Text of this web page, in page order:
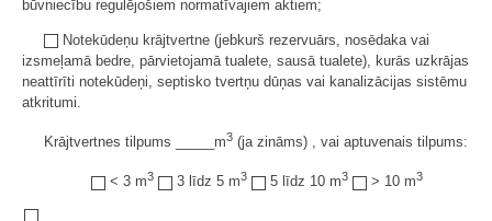
būvniecību regulējošiem normatīvajiem aktiem;
Notekūdeņu krājtvertne (jebkurš rezervuārs, nosēdaka vai
izsmeļamā bedre, pārvietojamā tualete, sausā tualete), kurās uzkrājas
neattīrīti notekūdeņi, septisko tvertņu dūņas vai kanalizācijas sistēmu
atkritumi.
Krājtvertnes tilpums _____m3 (ja zināms) , vai aptuvenais tilpums:
< 3 m3 3 līdz 5 m3 5 līdz 10 m3 > 10 m3